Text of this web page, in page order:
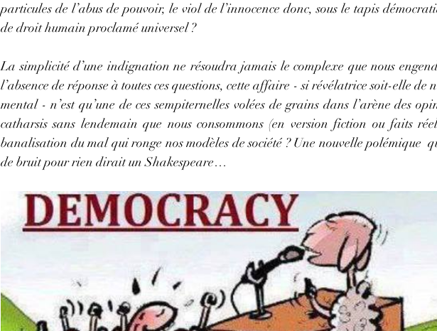
particules de l’abus de pouvoir, le viol de l’innocence donc, sous le tapis
de droit humain proclamé universel ?
La simplicité d’une indignation ne résoudra jamais le complexe que nous
l’absence de réponse à toutes ces questions, cette affaire - si révélatrice soit-elle de
mental - n’est qu’une de ces sempiternelles volées de grains dans l’arène des
catharsis sans lendemain que nous consommons (en version fiction ou faits
banalisation du mal qui ronge nos modèles de société ? Une nouvelle polémique
de bruit pour rien dirait un Shakespeare…